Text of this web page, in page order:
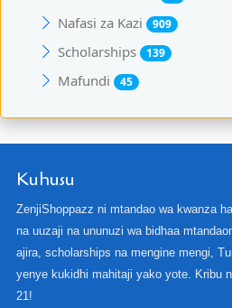
Nafasi za Kazi 909
Scholarships 139
Mafundi 45
Kuhusu
ZenjiShoppazz ni mtandao wa kwanza
na uuzaji na ununuzi wa bidhaa
ajira, scholarships na mengine mengi,
yenye kukidhi mahitaji yako yote. Kribu
21!